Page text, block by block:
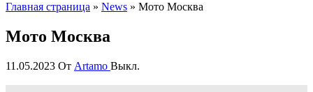
Главная страница » News » Мото Москва
Мото Москва
11.05.2023 От Artamo Выкл.